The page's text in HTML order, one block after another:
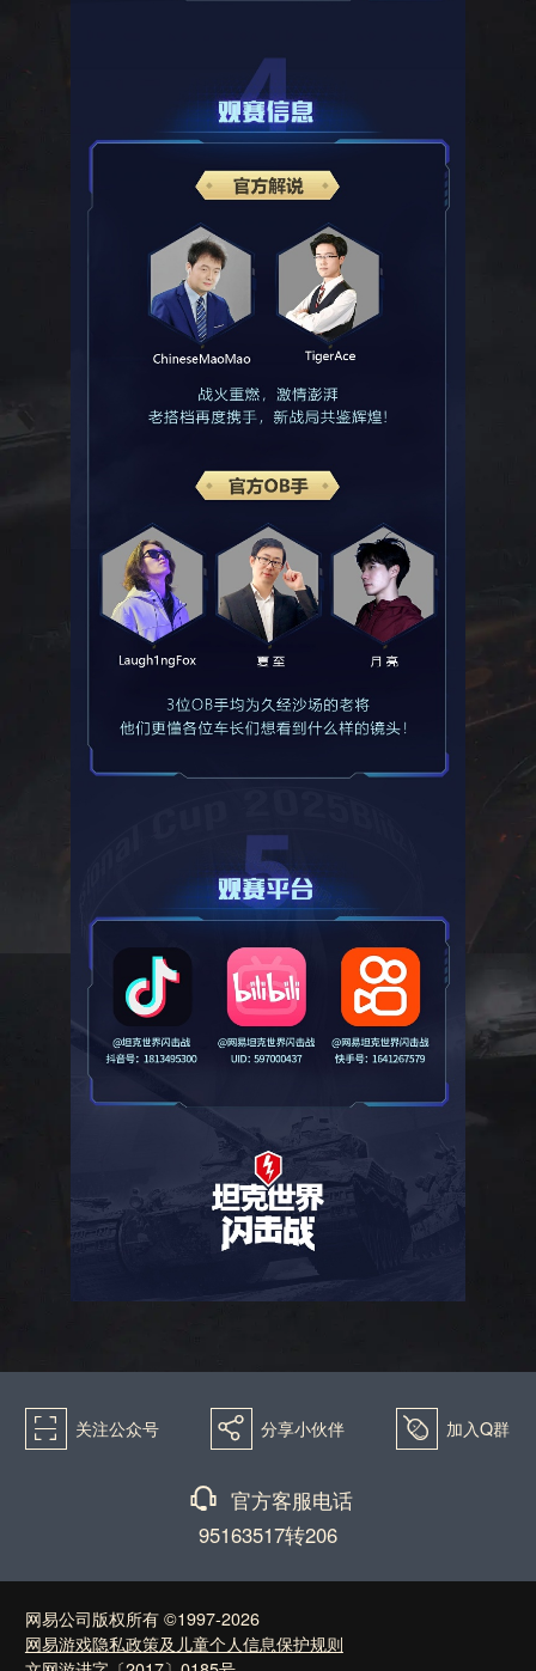
򰀁 关注公众号 򰀂 分享小伙伴 򰀄 加入Q群
򰀃 官方客服电话
95163517转206
网易公司版权所有 ©1997-2026
网易游戏隐私政策及儿童个人信息保护规则